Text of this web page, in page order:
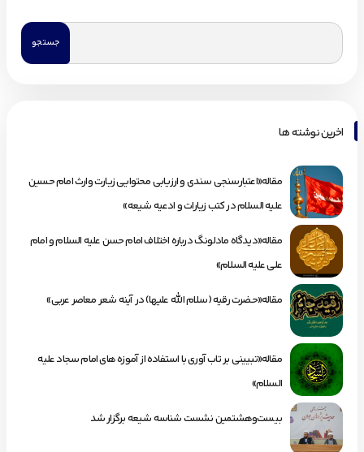
اخرین نوشته ها
مقاله«اعتبارسنجی سندی و ارزیابی محتوایی زیارت وارث امام حسین
علیه السلام در کتب زیارات و ادعیه شیعه»
مقاله«دیدگاه مادلونگ درباره اختلاف امام حسن علیه السلام و امام
علی علیه السلام»
مقاله«حضرت رقیه (سلام الله علیها) در آینه شعر معاصر عربی»
مقاله«تبیینی بر تاب آوری با استفاده از آموزه های امام سجاد علیه
السلام»
بیست‌وهشتمین نشست شناسه شیعه برگزار شد